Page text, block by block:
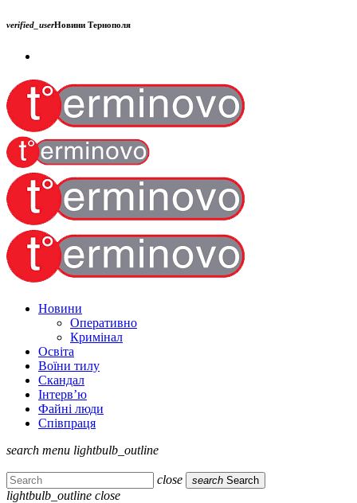
verified_userНовини Тернополя
Новини
Оперативно
Кримінал
Освіта
Воїни тилу
Скандал
Інтерв’ю
Файні люди
Співпраця
search menu lightbulb_outline
close search Search
lightbulb_outline close